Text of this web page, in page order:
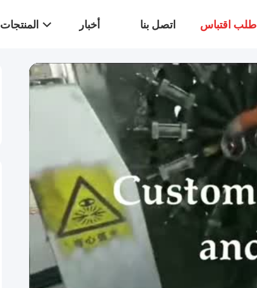
المنتجات أخبار اتصل بنا طلب اقتباس